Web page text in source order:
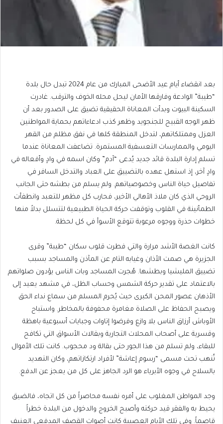
بعد انقضاء أيام عيد الأضحى المبارك من عام 2024 تبدل حال بلدة
“طيبة” الوادعة وفارقها الأمان ليحل محله الخوف والترقب. غادرت
السكينة البيوت وبدأت المعاناة الحقيقية تضيق على الصدور بعد أن
ظهر الوجه القبيح للجنجويد وظهر كذب ادعاءاتهم بحماية المواطنين
العزل وممتلكاتهم، لتدخل المنطقة كلها في نفق مظلم من القهر
اليومي والممارسات التعسفية المستمرة. تضاعفت المعاناة عندما
تسلم إدارة البلدة قائد جديد يُدعى “آدم” وكان اسمه في وادٍ وأفعاله في
وادٍ آخر، إذ استهل عهده بالتضييق على العباد والتدخل السافر في
تفاصيل حياة الناس وخصوصياتهم. ولم يسلم من بطشه حتى الجانب
الروحي الذي كان ملاذ الأهالي الأخير، فحارب كل مظهر للتعبد وانطفأت
الطمأنينة في القلوب وتوقفت حركة الحياة الطبيعية لتتسلل بدلاً منها
خطوات حذرة ووجوه مرعوبة تتوقع الأسوأ في كل لحظة.
كانت الغصة الأشد مرارة والتي فطرت قلوب سكان “طيبة” وقرى
الجزيرة هي صمت الأذان وغيابه التام عن المآذن والمساجد بسبب
تضييق المليشيا وبطشها. هُجرت المساجد وبات الناس يؤدون صلواتهم
بالاعتماد على تقدير حركة الشمس وحساب الظل، في مشهد يعيد إلى
الأذهان عصور المحن الكبرى حيث يُحرم المسلم من سماع نداء الحق
ويصبح الحفاظ على الصلاة مغامرة محفوفة بالمخاطر. واستباح
الأوباش أرزاق الناس بلا وازع وفرضوا إتاوات وجبايات أسبوعية باهظة
وقسرية على أصحاب المحلات التجارية وبقالات الأسواق التي تكافح
للبقاء، ولم تسلم من هذا الجور حتى بقالة ود محجوب. كانت تلك الأموال
تُنهب تحت مسمى “رسوم إعاشة” لأفراد ارتكازاتهم، وكان التهديد
بالسلاح في وجوه الأبرياء هو الرد الجاهز على كل من يعجز عن الدفع.
وجد المواطن المغلوب على أمره نفسه محاصراً من كل اتجاه، فالضيق
يحيط به والفقر قيد حركته وأصبح الخروج والدخول من البلدة خطراً
قاصماً. وفي تلك الأيام العصيبة كانت أصوات القصف المدفعي العنيف